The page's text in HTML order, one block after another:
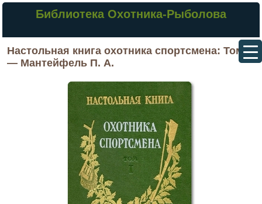
Библиотека Охотника-Рыболова
Настольная книга охотника спортсмена: Том I
— Мантейфель П. А.